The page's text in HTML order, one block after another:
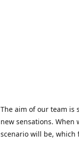
The aim of our team is
new sensations. When
scenario will be, which